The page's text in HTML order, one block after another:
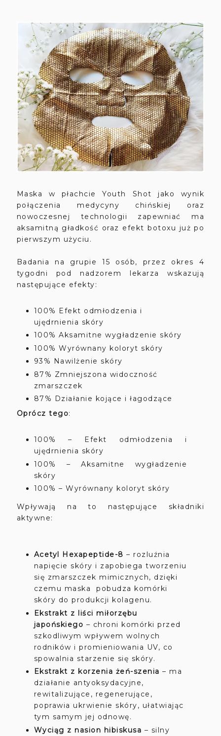
Maska w płachcie Youth Shot jako wynik
połączenia medycyny chińskiej oraz
nowoczesnej technologii zapewniać ma
aksamitną gładkość oraz efekt botoxu już po
pierwszym użyciu.
Badania na grupie 15 osób, przez okres 4
tygodni pod nadzorem lekarza wskazują
następujące efekty:
100% Efekt odmłodzenia i
ujędrnienia skóry
100% Aksamitne wygładzenie skóry
100% Wyrównany koloryt skóry
93% Nawilżenie skóry
87% Zmniejszona widoczność
zmarszczek
87% Działanie kojące i łagodzące
Oprócz tego:
100% – Efekt odmłodzenia i
ujędrnienia skóry
100% – Aksamitne wygładzenie
skóry
100% – Wyrównany koloryt skóry
Wpływają na to następujące składniki
aktywne:
Acetyl Hexapeptide-8 – rozluźnia
napięcie skóry i zapobiega tworzeniu
się zmarszczek mimicznych, dzięki
czemu maska pobudza komórki
skóry do produkcji kolagenu.
Ekstrakt z liści miłorzębu
japońskiego – chroni komórki przed
szkodliwym wpływem wolnych
rodników i promieniowania UV, co
spowalnia starzenie się skóry.
Ekstrakt z korzenia żeń-szenia – ma
działanie antyoksydacyjne,
rewitalizujące, regenerujące,
poprawia ukrwienie skóry, ułatwiając
tym samym jej odnowę.
Wyciąg z nasion hibiskusa – silny